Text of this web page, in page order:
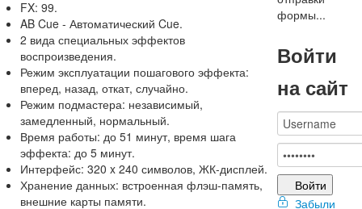
FX: 99.
AB Cue - Автоматический Cue.
2 вида специальных эффектов
воспроизведения.
Режим эксплуатации пошагового эффекта:
вперед, назад, откат, случайно.
Режим подмастера: независимый,
замедленный, нормальный.
Время работы: до 51 минут, время шага
эффекта: до 5 минут.
Интерфейс: 320 x 240 символов, ЖК-дисплей.
Хранение данных: встроенная флэш-память,
внешние карты памяти.
формы...
Войти
на сайт
Войти
Забыли